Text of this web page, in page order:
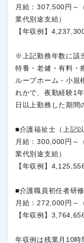
月給：307,500円～
業代別途支給）
【年収例】
※上記勤務年数に該
特養・老健・有料・
ループホーム・小規
れかで、夜勤経験1
日以上勤務した期間
■介護福祉士（上記
月給：300,000円～
業代別途支給）
【年収例】
■介護職員初任者研
月給：272,000円～
【年収例】
年収例は残業月10時